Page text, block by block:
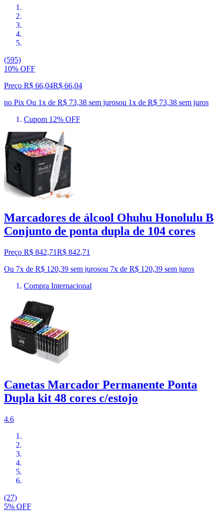
(595)
10% OFF
Preço R$ 66,04R$ 66,04
no Pix Ou 1x de R$ 73,38 sem jurosou 1x de R$ 73,38 sem juros
Cupom 12% OFF
Marcadores de álcool Ohuhu Honolulu B
Conjunto de ponta dupla de 104 cores
Preço R$ 842,71R$ 842,71
Ou 7x de R$ 120,39 sem jurosou 7x de R$ 120,39 sem juros
Compra Internacional
Canetas Marcador Permanente Ponta
Dupla kit 48 cores c/estojo
4.6
(27)
5% OFF